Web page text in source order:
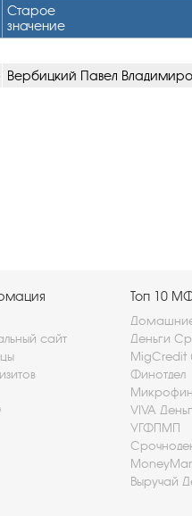
Старое
значение
Вербицкий Павел
сайт
Топ 10
Деньги
MigCredit
Финотдел
VIVA
УГФПМП
Выручай